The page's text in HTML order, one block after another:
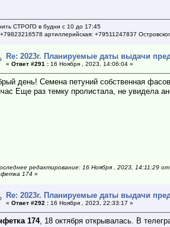
СТРОГО в будни с 10 до 17:45
артиллерийская: +79511247837
Re: 2023г. Планируемые даты выдачи
« Ответ #291 :16 Ноября , 2023, 14:06:04 »
день! Семена петуний собственная
Еще раз темку пролистала, не увидела
редактирование: 16 Ноября , 2023, 14:11:29 от
174 »
Re: 2023г. Планируемые даты выдачи
« Ответ #292 :16 Ноября , 2023, 22:33:17 »
174, 18 октября открывалась. В